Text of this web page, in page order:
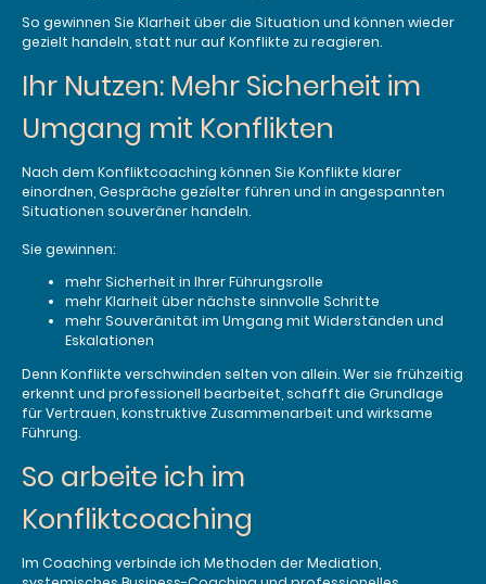
So gewinnen Sie Klarheit über die Situation und können wieder
gezielt handeln, statt nur auf Konflikte zu reagieren.
Ihr Nutzen: Mehr Sicherheit im
Umgang mit Konflikten
Nach dem Konfliktcoaching können Sie Konflikte klarer
einordnen, Gespräche gezíelter führen und in angespannten
Situationen souveräner handeln.
Sie gewinnen:
mehr Sicherheit in Ihrer Führungsrolle
mehr Klarheit über nächste sinnvolle Schritte
mehr Souveränität im Umgang mit Widerständen und
Eskalationen
Denn Konflikte verschwinden selten von allein. Wer sie frühzeitig
erkennt und professionell bearbeitet, schafft die Grundlage
für Vertrauen, konstruktive Zusammenarbeit und wirksame
Führung.
So arbeite ich im
Konfliktcoaching
Im Coaching verbinde ich Methoden der Mediation,